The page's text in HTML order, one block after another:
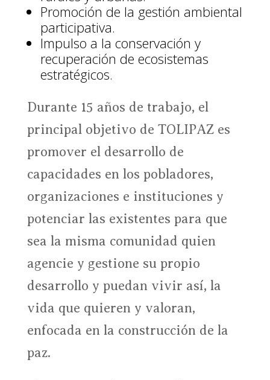
Promoción de la gestión ambiental
participativa.
Impulso a la conservación y
recuperación de ecosistemas
estratégicos.
Durante 15 años de trabajo, el
principal objetivo de TOLIPAZ es
promover el desarrollo de
capacidades en los pobladores,
organizaciones e instituciones y
potenciar las existentes para que
sea la misma comunidad quien
agencie y gestione su propio
desarrollo y puedan vivir así, la
vida que quieren y valoran,
enfocada en la construcción de la
paz.